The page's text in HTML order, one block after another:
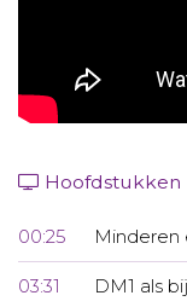
Hoofdstukken
00:25 Minderen
03:31 DM1 als